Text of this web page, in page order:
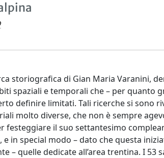
storiografica di Gian Maria Varanini,
spaziali e temporali che – per quanto
definire limitati. Tali ricerche si sono
molto diverse, che non è sempre
festeggiare il suo settantesimo
e in special modo – dato che questa
– quelle dedicate all’area trentina. I